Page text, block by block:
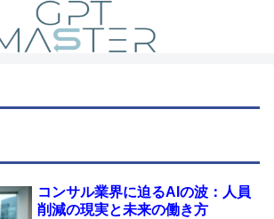
コンサル業界に迫るAIの波：人員
削減の現実と未来の働き方